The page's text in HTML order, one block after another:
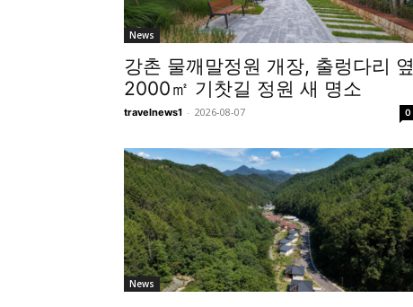
News
강촌 물깨말정원 개장, 출렁다리 옆
2000㎡ 기찻길 정원 새 명소
travelnews1 - 2026-08-07 0
News